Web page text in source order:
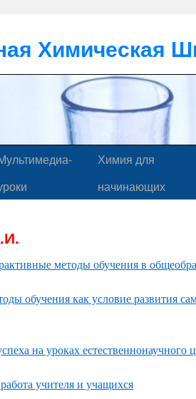
Химическая
Химия для
начинающих
методы обучения в
обучения как условие развития
на уроках естественнонаучного
учителя и учащихся